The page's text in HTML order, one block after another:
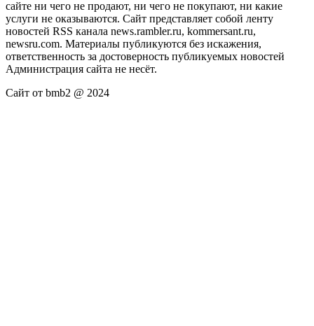
сайте ни чего не продают, ни чего не покупают, ни какие
услуги не оказываются. Сайт представляет собой ленту
новостей RSS канала news.rambler.ru, kommersant.ru,
newsru.com. Материалы публикуются без искажения,
ответственность за достоверность публикуемых новостей
Администрация сайта не несёт.
Сайт от bmb2 @ 2024